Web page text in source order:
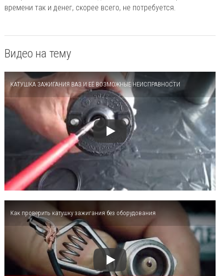
времени так и денег, скорее всего, не потребуется.
Видео на тему
КАТУШКА ЗАЖИГАНИЯ ВАЗ И ЕЁ ВОЗМОЖНЫЕ НЕИСПРАВНОСТИ
Как проверить катушку зажигания без оборудования